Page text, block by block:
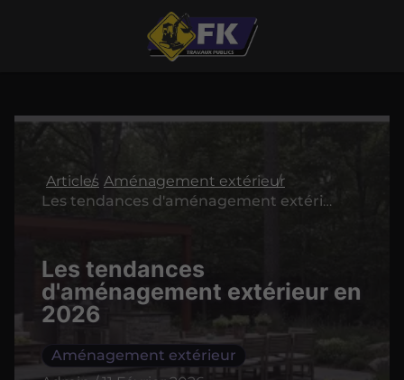
Articles Aménagement extérieur
Les tendances d'aménagement extérieur en 2026
Les tendances
d'aménagement extérieur en
2026
Aménagement extérieur